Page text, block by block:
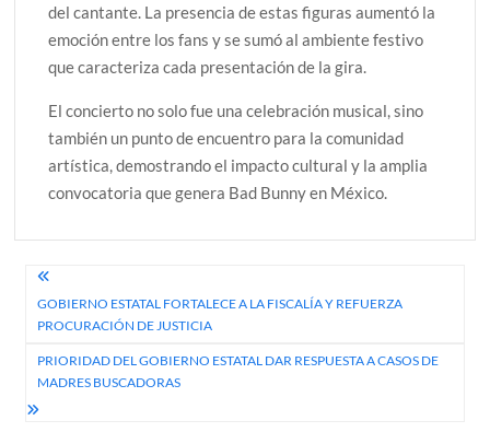
del cantante. La presencia de estas figuras aumentó la
emoción entre los fans y se sumó al ambiente festivo
que caracteriza cada presentación de la gira.
El concierto no solo fue una celebración musical, sino
también un punto de encuentro para la comunidad
artística, demostrando el impacto cultural y la amplia
convocatoria que genera Bad Bunny en México.
Navegación
de
entradas
GOBIERNO ESTATAL FORTALECE A LA FISCALÍA Y REFUERZA
PROCURACIÓN DE JUSTICIA
PRIORIDAD DEL GOBIERNO ESTATAL DAR RESPUESTA A CASOS DE
MADRES BUSCADORAS